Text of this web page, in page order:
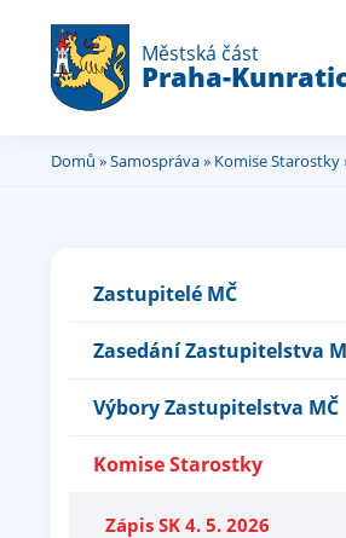
Městská část
Praha-
JsteDomů »Samospráva» Komise Starostky
Zastupitelé MČ
Zasedání Zastupitelstva
Výbory Zastupitelstva MČ
Komise Starostky
Zápis SK 4. 5. 2026